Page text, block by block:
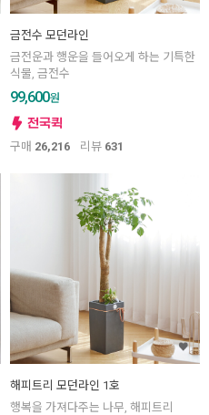
금전수 모던라인
금전운과 행운을 들어오게 하는 기특한
식물, 금전수
99,600원
구매 26,216 리뷰 631
해피트리 모던라인 1호
행복을 가져다주는 나무, 해피트리